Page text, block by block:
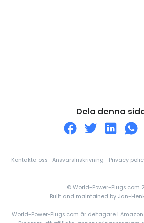
El Salvador
Dela denna
Kontakta oss Ansvarsfriskrivning Privacy
© World-Power-Plugs.com
Built and maintained by Jan-
World-Power-Plugs.com är deltagare i Amazon